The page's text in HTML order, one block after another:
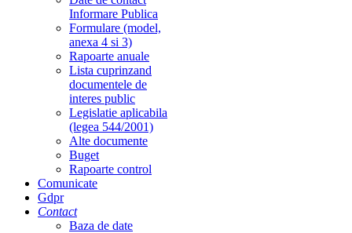
Informare Publica
Formulare (model,
anexa 4 si 3)
Rapoarte anuale
Lista cuprinzand
documentele de
interes public
Legislatie aplicabila
(legea 544/2001)
Alte documente
Buget
Rapoarte control
Comunicate
Gdpr
Contact
Baza de date